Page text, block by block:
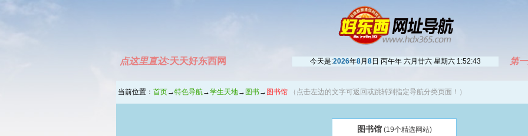
点这里直达:天天好东西网 今天是:2026年8月 8日 丙午年 六月廿六 星期六 1:52:43 第
当前位置： 首页→特色导航→学生天地→ 图书→ 图书馆 （点击左边的文字可返回或跳转到指定导航分类页面！）
图书馆(19个精选网站)